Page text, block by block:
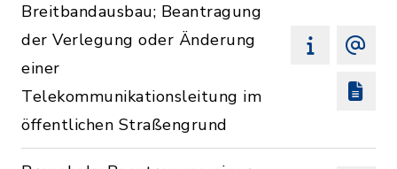
Breitbandausbau; Beantragung
der Verlegung oder Änderung
einer
Telekommunikationsleitung im
öffentlichen Straßengrund